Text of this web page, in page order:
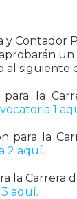
y Contador
al siguiente
la
1
para la
2 aquí.
la Carrera
aquí.